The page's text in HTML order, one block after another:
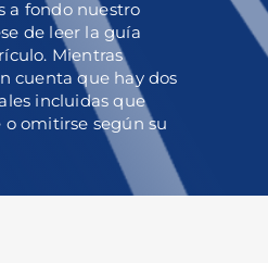
a fondo nuestro
de leer la guía
Mientras
cuenta que hay dos
incluidas que
omitirse según su